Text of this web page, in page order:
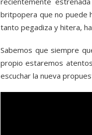
britpopera que no puede
tanto pegadiza y hitera,
Sabemos que siempre
propio estaremos
escuchar la nueva